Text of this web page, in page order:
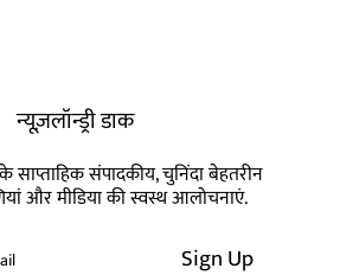
न्यूज़लॉन्ड्री डाक
के साप्ताहिक संपादकीय, चुनिंदा बेहतरीन
और मीडिया की स्वस्थ आलोचनाएं.
Sign Up